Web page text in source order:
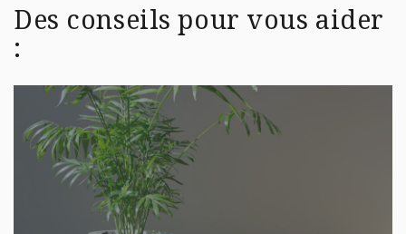
Des conseils pour vous aider
: